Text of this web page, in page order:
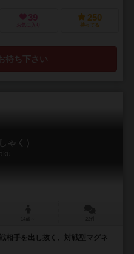
39
お気に入り
250
持ってる
待ち下さい
ゃく）
相手を出し抜く、対戦型マグネ